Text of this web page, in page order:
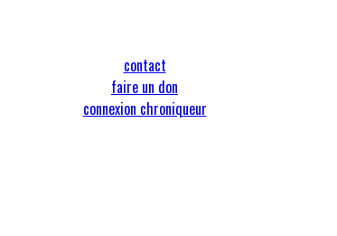
contact
faire un don
connexion chroniqueur